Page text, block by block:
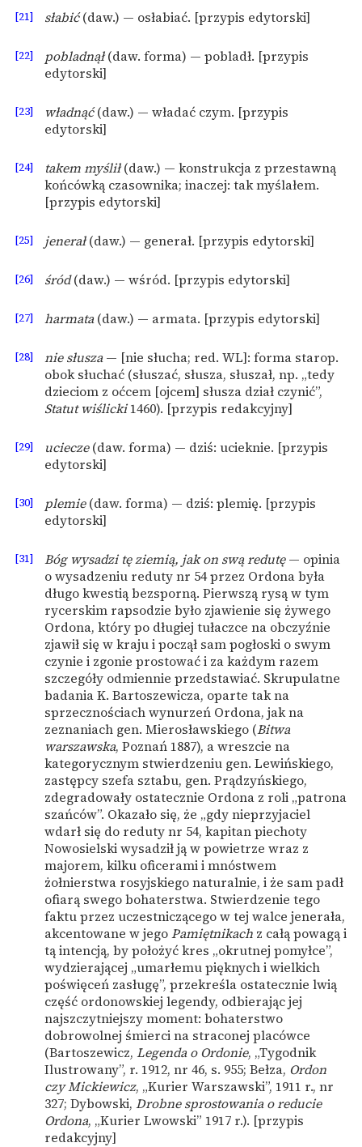
[21] słabić(daw.) — osłabiać. [przypis edytorski]
[22] pobladnął(daw. forma) — pobladł. [przypis
edytorski]
[23] władnąć(daw.) — władać czym. [przypis
edytorski]
[24] takem myślił(daw.) — konstrukcja z przestawną
końcówką czasownika; inaczej: tak myślałem.
[przypis edytorski]
[25] jenerał(daw.) — generał. [przypis edytorski]
[26] śród(daw.) — wśród. [przypis edytorski]
[27] harmata(daw.) — armata. [przypis edytorski]
[28] nie słusza— [nie słucha; red. WL]: forma starop.
obok słuchać (słuszać, słusza, słuszał, np. „tedy
dzieciom z oćcem [ojcem] słusza dział czynić”,
Statut wiślicki1460). [przypis redakcyjny]
[29] uciecze(daw. forma) — dziś: ucieknie. [przypis
edytorski]
[30] plemie(daw. forma) — dziś: plemię. [przypis
edytorski]
[31] Bóg wysadzi tę ziemią, jak on swą redutę— opinia
o wysadzeniu reduty nr 54 przez Ordona była
długo kwestią bezsporną. Pierwszą rysą w tym
rycerskim rapsodzie było zjawienie się żywego
Ordona, który po długiej tułaczce na obczyźnie
zjawił się w kraju i począł sam pogłoski o swym
czynie i zgonie prostować i za każdym razem
szczegóły odmiennie przedstawiać. Skrupulatne
badania K. Bartoszewicza, oparte tak na
sprzecznościach wynurzeń Ordona, jak na
zeznaniach gen. Mierosławskiego (Bitwa
warszawska, Poznań 1887), a wreszcie na
kategorycznym stwierdzeniu gen. Lewińskiego,
zastępcy szefa sztabu, gen. Prądzyńskiego,
zdegradowały ostatecznie Ordona z roli „patrona
szańców”. Okazało się, że „gdy nieprzyjaciel
wdarł się do reduty nr 54, kapitan piechoty
Nowosielski wysadził ją w powietrze wraz z
majorem, kilku oficerami i mnóstwem
żołnierstwa rosyjskiego naturalnie, i że sam padł
ofiarą swego bohaterstwa. Stwierdzenie tego
faktu przez uczestniczącego w tej walce jenerała,
akcentowane w jegoPamiętnikach z całą powagą i
tą intencją, by położyć kres „okrutnej pomyłce”,
wydzierającej „umarłemu pięknych i wielkich
poświęceń zasługę”, przekreśla ostatecznie lwią
część ordonowskiej legendy, odbierając jej
najszczytniejszy moment: bohaterstwo
dobrowolnej śmierci na straconej placówce
(Bartoszewicz,Legenda o Ordonie, „Tygodnik
Ilustrowany”, r. 1912, nr 46, s. 955; Bełza, Ordon
czy Mickiewicz, „Kurier Warszawski”, 1911 r., nr
327; Dybowski,Drobne sprostowania o reducie
Ordona, „Kurier Lwowski” 1917 r.). [przypis
redakcyjny]